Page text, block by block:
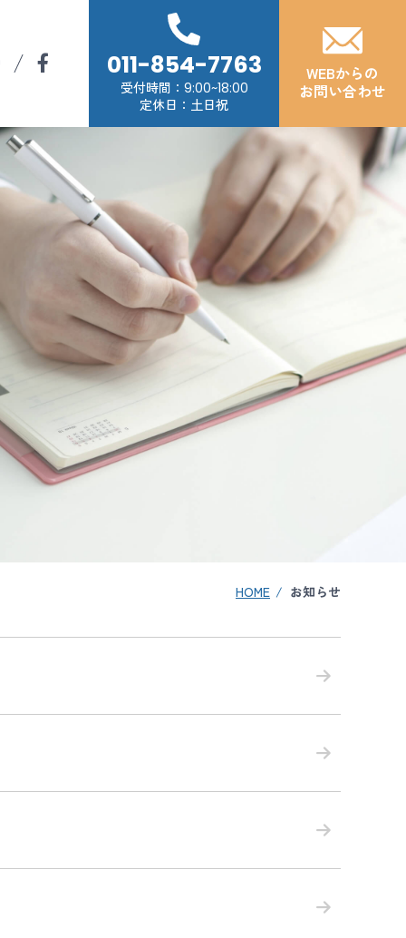
011-854-7763
受付時間
9:00~18:00
定休日：土日祝
WEBからの
お問い合わせ
HOME お知らせ